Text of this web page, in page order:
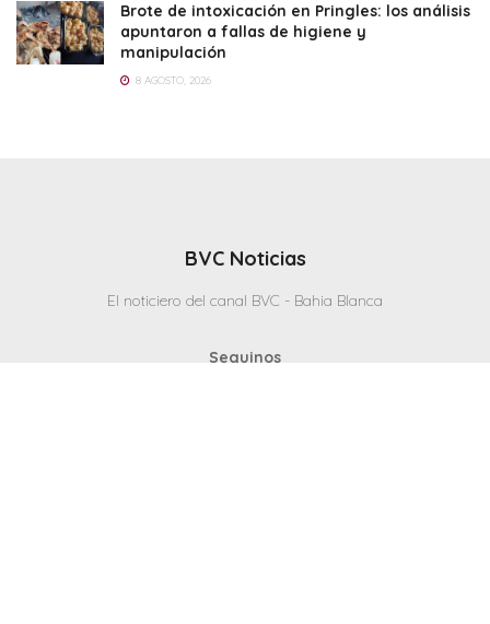
Brote de intoxicación en Pringles: los análisis
apuntaron a fallas de higiene y
manipulación
8 AGOSTO, 2026
BVC Noticias
El noticiero del canal BVC - Bahia Blanca
Seguinos